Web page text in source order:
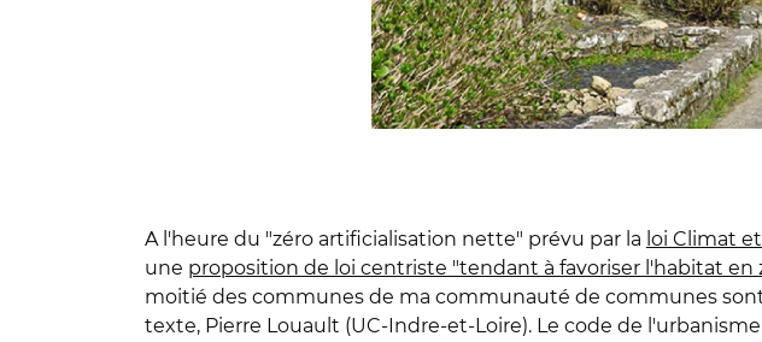
A l'heure du "zéro artificialisation nette" prévu par la loi Climat
une proposition de loi centriste "tendant à favoriser l'habitat
moitié des communes de ma communauté de communes
texte, Pierre Louault (UC-Indre-et-Loire). Le code de